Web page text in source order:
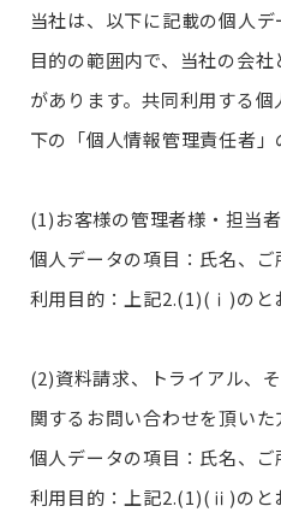
当社は、以下に記載の個人
目的の範囲内で、当社の会
があります。共同利用する
下の「個人情報管理責任者」
(1)お客様の管理者様・担当
個人データの項目：氏名、
利用目的：上記2.(1)(ⅰ)のと
(2)資料請求、トライアル、
関するお問い合わせを頂い
個人データの項目：氏名、
利用目的：上記2.(1)(ⅱ)のと